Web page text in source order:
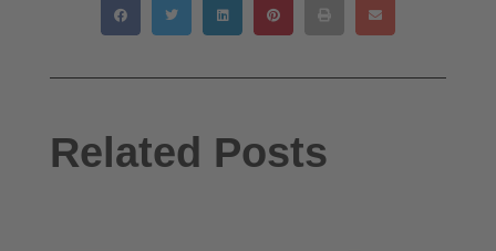
Related Posts